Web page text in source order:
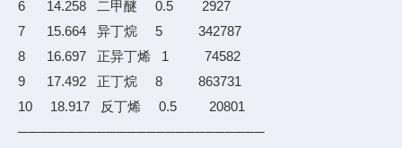
6 14.258 二甲醚 0.5 2927
7 15.664 异丁烷 5 342787
8 16.697 正异丁烯 1 74582
9 17.492 正丁烷 8 863731
10 18.917 反丁烯 0.5 20801
─────────────────────────